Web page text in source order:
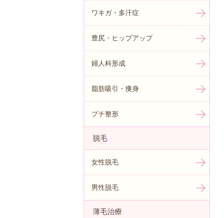
ワキガ・多汗症
豊尻・ヒップアップ
婦人科形成
脂肪吸引・痩身
プチ整形
脱毛
女性脱毛
男性脱毛
薄毛治療